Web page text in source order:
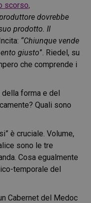
scorso,
dovrebbe
prodotto. Il
“Chiunque vende
giusto”. Riedel, su
che comprende i
forma e del
Quali sono
è cruciale. Volume,
sono le tre
Cosa egualmente
temporale del
Cabernet del Medoc